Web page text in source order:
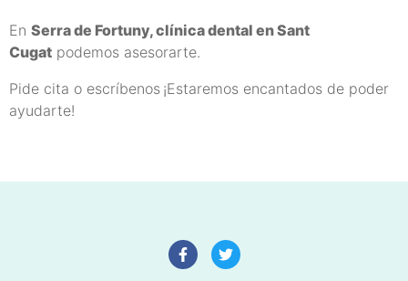
En Serra de Fortuny, clínica dental en Sant
Cugat podemos asesorarte.
Pide cita o escríbenos ¡Estaremos encantados de poder
ayudarte!